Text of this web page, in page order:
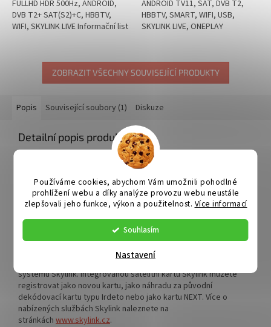
Používáme cookies, abychom Vám umožnili pohodlné
prohlížení webu a díky analýze provozu webu neustále
zlepšovali jeho funkce, výkon a použitelnost. Více informací
Souhlasím
Nastavení
FULLHD HDR 500Hz, ANDROID,
DVB T2+ SAT(S2)+C, HBBTV,
WIFI, SKYLINK LIVE Informační list
ANDROID TV11, SAT, DVB T2,
HBBTV, SMART, WIFI, USB,
SKYLINK LIVE, ONEPLAY
ZOBRAZIT VŠECHNY SOUVISEJÍCÍ PRODUKTY
Popis Související soubory (1) Diskuze
Detailní popis produktu
příjem televizního vysílání přímo na
se satelitním tunerembez nutnosti použití
dalšího zařízenía dálkového ovladače. Abyste mohli CAM803
používat, váš televizor nebo přijímač musí mít satelitní tuner a
slot pro podmíněný přístup, který podporuje CI+ 1.3 nebo CI+ 1.4.
Televizory nebo přijímače se slotem CI nejsou podporovány.
Dekódovací modul CAM 803 s již integrovanou satelitní kartou
Skylink (typ Nagravision). Tuto kartu nelze z modulu vyjmout. Pro
plnou funkčnost je nutné modul registrovat v zákaznickém
systému Skylink. Integrovanou satelitní kartu Skylink můžete
registrovat jako novou kartu, jako náhradu za původní
dekódovací kartu typu Irdeto nebo jako kartu NEXT. Více o
nabízených službách Skylink naleznete na
stránkách www.skylink.cz.